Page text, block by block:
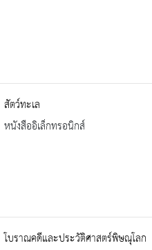
สัตว์ทะเล
หนังสืออิเล็กทรอนิกส์
โบราณคดีและประวัติศาสตร์พิษณุโลก